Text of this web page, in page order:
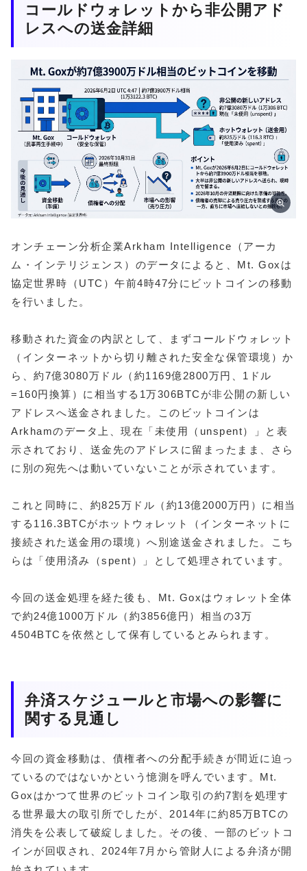
コールドウォレットから非公開アド
レスへの送金詳細
オンチェーン分析企業Arkham Intelligence（アーカ
ム・インテリジェンス）のデータによると、Mt. Goxは
協定世界時（UTC）午前4時47分にビットコインの移動
を行いました。
移動された資金の内訳として、まずコールドウォレット
（インターネットから切り離された安全な保管環境）か
ら、約7億3080万ドル（約1169億2800万円、1ドル
=160円換算）に相当する1万306BTCが非公開の新しい
アドレスへ送金されました。このビットコインは
Arkhamのデータ上、現在「未使用（unspent）」と表
示されており、送金先のアドレスに留まったまま、さら
に別の宛先へは動いていないことが示されています。
これと同時に、約825万ドル（約13億2000万円）に相当
する116.3BTCがホットウォレット（インターネットに
接続された送金用の環境）へ別途送金されました。こち
らは「使用済み（spent）」として処理されています。
今回の送金処理を経た後も、Mt. Goxはウォレット全体
で約24億1000万ドル（約3856億円）相当の3万
4504BTCを依然として保有しているとみられます。
弁済スケジュールと市場への影響に
関する見通し
今回の資金移動は、債権者への分配手続きが間近に迫っ
ているのではないかという憶測を呼んでいます。Mt.
Goxはかつて世界のビットコイン取引の約7割を処理す
る世界最大の取引所でしたが、2014年に約85万BTCの
消失を公表して破綻しました。その後、一部のビットコ
インが回収され、2024年7月から管財人による弁済が開